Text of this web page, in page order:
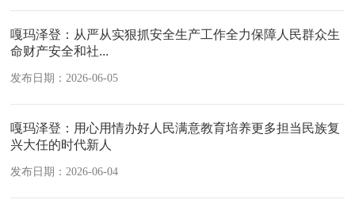
嘎玛泽登：从严从实狠抓安全生产工作全力保障人民群众生
命财产安全和社...
发布日期：2026-06-05
嘎玛泽登：用心用情办好人民满意教育培养更多担当民族复
兴大任的时代新人
发布日期：2026-06-04